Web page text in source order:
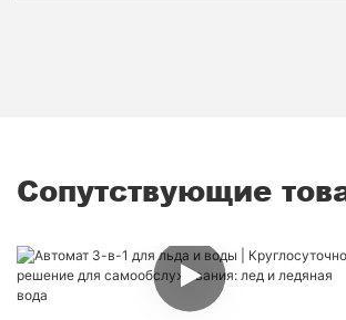
Сопутствующие